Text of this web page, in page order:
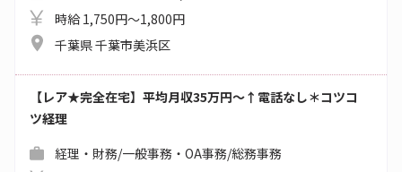
時給 1,750円～1,800円
千葉県 千葉市美浜区
【レア★完全在宅】平均月収35万円～↑電話なし＊コツコ
ツ経理
経理・財務/一般事務・OA事務/総務事務